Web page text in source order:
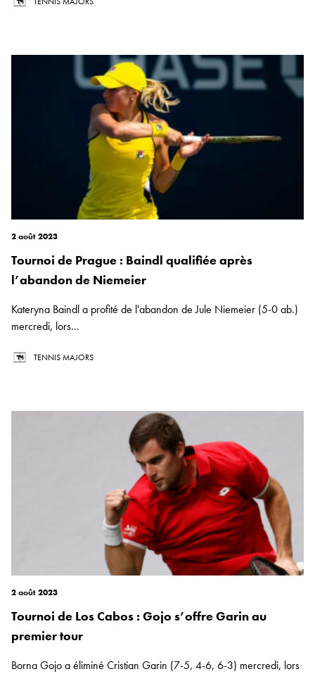
2 août 2023
Tournoi de Prague : Baindl qualifiée après
l’abandon de Niemeier
Kateryna Baindl a profité de l'abandon de Jule Niemeier (5-0 ab.)
mercredi, lors...
TENNIS MAJORS
2 août 2023
Tournoi de Los Cabos : Gojo s’offre Garin au
premier tour
Borna Gojo a éliminé Cristian Garin (7-5, 4-6, 6-3) mercredi, lors